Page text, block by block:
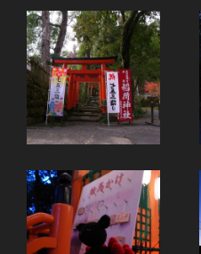
ジ
送
り